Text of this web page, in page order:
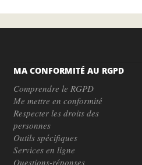
MA CONFORMITÉ AU RGPD
Comprendre le RGPD
Me mettre en conformité
Respecter les droits des
personnes
Outils spécifiques
Services en ligne
Questions-réponses